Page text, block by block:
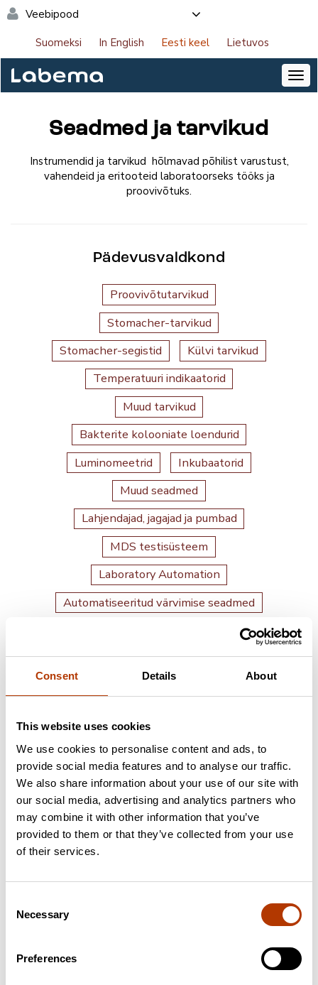
Consent Details About
This website uses cookies
We use cookies to personalise content and ads, to
provide social media features and to analyse our traffic.
We also share information about your use of our site with
our social media, advertising and analytics partners who
may combine it with other information that you’ve
provided to them or that they’ve collected from your use
of their services.
Selection
Necessary
Preferences
Suomeksi In English Eesti keel Lietuvos
Veebipood
Seadmed ja tarvikud
Instrumendid ja tarvikud hõlmavad põhilist varustust,
vahendeid ja eritooteid laboratoorseks tööks ja
proovivõtuks.
Pädevusvaldkond
Proovivõtutarvikud
Stomacher-tarvikud
Stomacher-segistid
Külvi tarvikud
Temperatuuri indikaatorid
Muud tarvikud
Bakterite kolooniate loendurid
Luminomeetrid
Inkubaatorid
Muud seadmed
Lahjendajad, jagajad ja pumbad
MDS testisüsteem
Laboratory Automation
Automatiseeritud värvimise seadmed
Tarnija
ANKOM
Kodulehekülg
Tooted
Hangzhou Bioer
Technology Co., Ltd.
Kodulehekülg